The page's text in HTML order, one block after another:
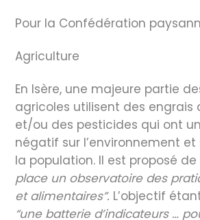
Pour la Confédération
Agriculture
En Isère, une majeure partie
agricoles utilisent des engrais
et/ou des pesticides qui ont
négatif sur l’environnement
la population. Il est proposé de
place un observatoire des
et alimentaires”. L’objectif
“une batterie d’indicateurs …